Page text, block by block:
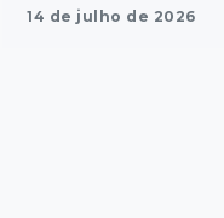
14 de julho de 2026